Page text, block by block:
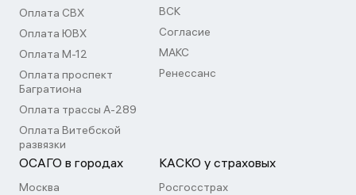
Оплата СВХ
Оплата ЮВХ
Оплата М-12
Оплата проспект
Багратиона
Оплата трассы А-289
Оплата Витебской
развязки
ВСК
Согласие
МАКС
Ренессанс
ОСАГО в городах
Москва
КАСКО у страховых
Росгосстрах